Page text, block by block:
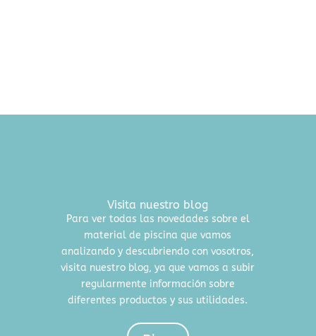
Visita nuestro blog
Para ver todas las novedades sobre el
material de piscina que vamos
analizando y descubriendo con vosotros,
visita nuestro blog, ya que vamos a subir
regularmente información sobre
diferentes productos y sus utilidades.